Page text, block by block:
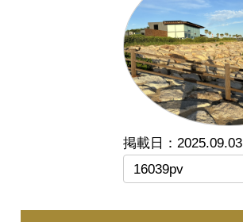
2025.09.03
16039pv